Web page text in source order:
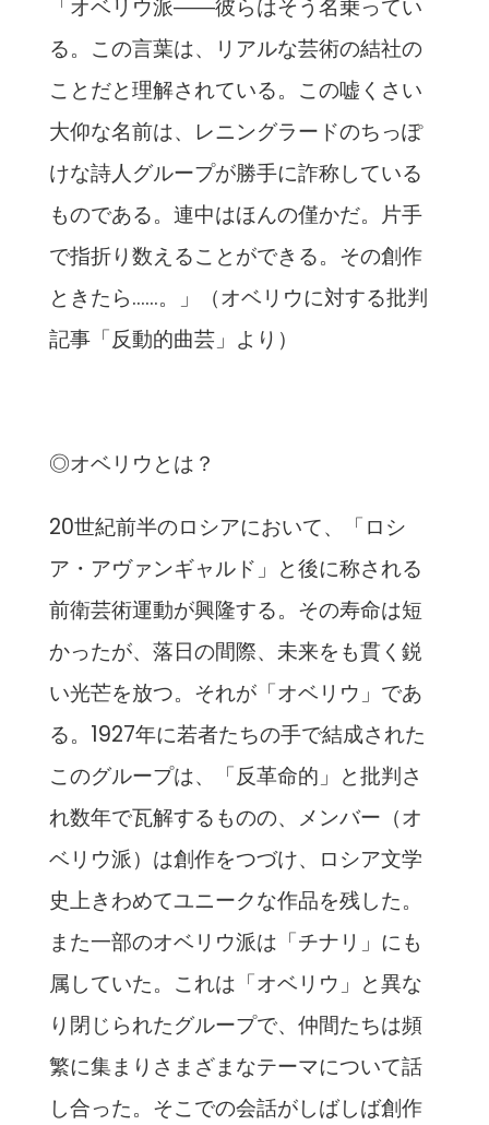
「オベリウ派――彼らはそう名乗ってい
る。この言葉は、リアルな芸術の結社の
ことだと理解されている。この嘘くさい
大仰な名前は、レニングラードのちっぽ
けな詩人グループが勝手に詐称している
ものである。連中はほんの僅かだ。片手
で指折り数えることができる。その創作
ときたら……。」（オベリウに対する批判
記事「反動的曲芸」より）
◎オベリウとは？
20世紀前半のロシアにおいて、「ロシ
ア・アヴァンギャルド」 と後に称される
前衛芸術運動が興隆する。その寿命は短
かったが、 落日の間際、未来をも貫く鋭
い光芒を放つ。それが「オベリウ」 であ
る。1927年に若者たちの手で結成された
このグループは、
「反革命的」と批判さ
れ数年で瓦解するものの、メンバー（オ
ベリウ派）は創作をつづけ、 ロシア文学
史上きわめてユニークな作品を残した。
また一部のオベリウ派は「チナリ」にも
属していた。これは「オベリウ」と異な
り閉じられたグループで、 仲間たちは頻
繁に集まりさまざまなテーマについて話
し合った。 そこでの会話がしばしば創作